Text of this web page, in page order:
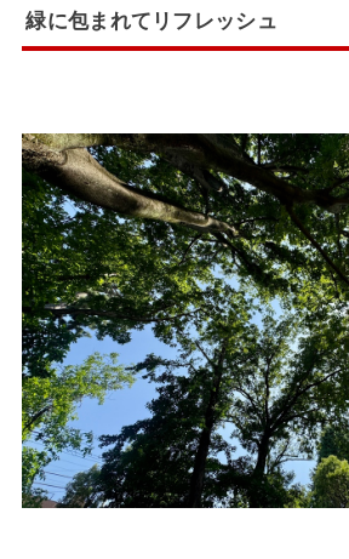
緑に包まれてリフレッシュ